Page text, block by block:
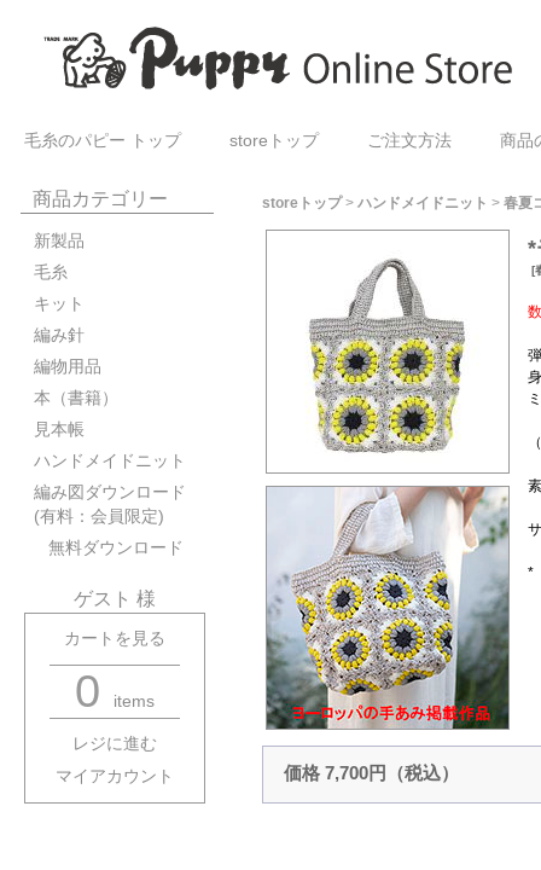
毛糸のパピー トップ storeトップ ご注文方法 商品
商品カテゴリー
新製品
毛糸
キット
編み針
編物用品
本（書籍）
見本帳
ハンドメイドニット
編み図ダウンロード
(有料：会員限定)
無料ダウンロード
ゲスト 様
カートを見る
0 items
レジに進む
マイアカウント
storeトップ> ハンドメイドニット > 春夏
*
[
*
価格 7,700円（税込）